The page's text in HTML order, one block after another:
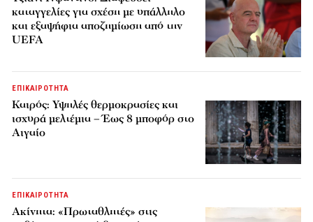
καταγγελίες για σχέση με υπάλληλο
και εξαψήφια αποζημίωση από την
UEFA
ΕΠΙΚΑΙΡΟΤΗΤΑ
Καιρός: Υψηλές θερμοκρασίες και
ισχυρά μελτέμια – Έως 8 μποφόρ στο
Αιγαίο
ΕΠΙΚΑΙΡΟΤΗΤΑ
Ακίνητα: «Πρωταθλητές» στις